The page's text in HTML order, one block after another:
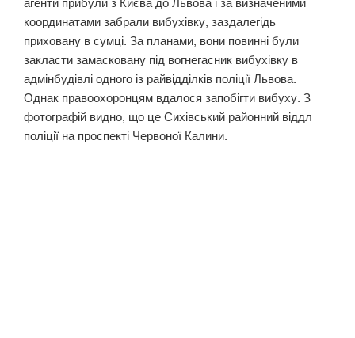
координатами забрали вибухівку, заздалегідь
приховану в сумці. За планами, вони повинні були
закласти замасковану під вогнегасник вибухівку в
адмінбудівлі одного із райвідділків поліції Львова.
Однак правоохоронцям вдалося запобігти вибуху. З
фотографій видно, що це Сихівський районний віддл
поліції на проспекті Червоної Калини.